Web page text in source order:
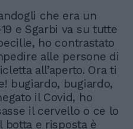
che era un
e Sgarbi va su tutte
ho contrastato
alle persone di
all’aperto. Ora ti
bugiardo, bugiardo,
il Covid, ho
il cervello o ce lo
botta e risposta è